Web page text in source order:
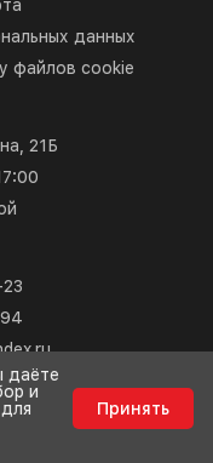
данных
файлов cookie
21Б
даёте
и
Принять